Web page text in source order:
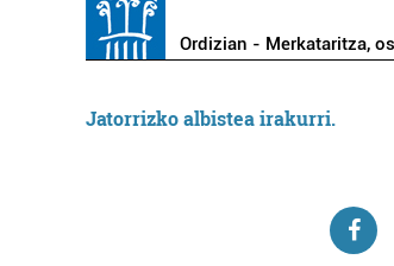
Ordizian - Merkataritza,
Jatorrizko albistea irakurri.